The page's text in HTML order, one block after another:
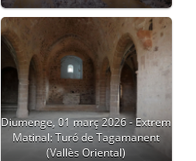
Diumenge, 01 març 2026 - Extrem
Matinal: Turó de Tagamanent
(Vallès Oriental)